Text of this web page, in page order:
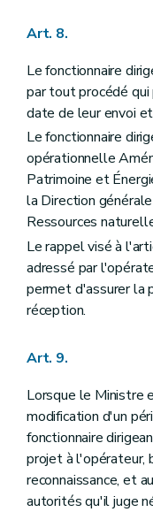
Art. 8.
Le fonctionnaire
par tout procédé
date de leur envoi
Le fonctionnaire
opérationnelle
Patrimoine et
la Direction
Ressources
Le rappel visé à
adressé par
permet d'assurer la
réception.
Art. 9.
Lorsque le Ministre
modification d'un
fonctionnaire
projet à l'opérateur,
reconnaissance, et
autorités qu'il juge